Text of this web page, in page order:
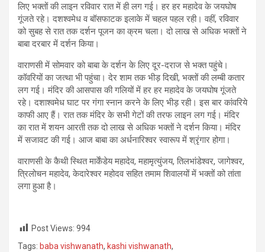
लिए भक्तों की लाइन रविवार रात में ही लग गई। हर हर महादेव के जयघोष
गूंजते रहे। दशश्वमेध व बॉसफाटक इलाके में चहल पहल रही। वहीं, रविवार
को सुबह से रात तक दर्शन पूजन का क्रम चला। दो लाख से अधिक भक्तों ने
बाबा दरबार में दर्शन किया।
वाराणसी में सोमवार को बाबा के दर्शन के लिए दूर-दराज से भक्त पहुंचे।
कॉवरियों का जत्था भी पहुंचा। देर शाम तक भीड़ दिखी, भक्तों की लम्बी कतार
लग गई। मंदिर की आसपास की गलियों में हर हर महादेव के जयघोष गूंजते
रहे। दशाश्वमेध घाट पर गंगा स्नान करने के लिए भीड़ रही। इस बार कांवरिये
काफी आए हैं। रात तक मंदिर के सभी गेटों की तरफ लाइन लग गई। मंदिर
का रात में शयन आरती तक दो लाख से अधिक भक्तों ने दर्शन किया। मंदिर
में सजावट की गई। आज बाबा का अर्धनारिश्‍वर स्‍वारूप में श्रृंगार होगा।
वाराणसी के कैथी स्थित मार्केंडेय महादेव, महामृत्युंजय, तिलभांडेश्वर, जागेश्वर,
त्रिलोचन महादेव, केदारेश्वर महोदव सहित तमाम शिवालयों में भक्‍तों को तांता
लगा हुआ है।
Post Views: 994
Tags: baba vishwanath, kashi vishwanath,